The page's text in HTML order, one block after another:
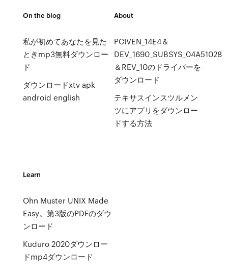
On the blog
私が初めてあなたを見た
ときmp3無料ダウンロー
ド
ダウンロードxtv apk
android english
About
PCIVEN_14E4＆
DEV_1690_SUBSYS_04A51028
＆REV_10のドライバーを
ダウンロード
テキサスインスツルメン
ツにアプリをダウンロー
ドする方法
Learn
Ohn Muster UNIX Made
Easy。第3版のPDFのダウ
ンロード
Kuduro 2020ダウンロー
ドmp4ダウンロード